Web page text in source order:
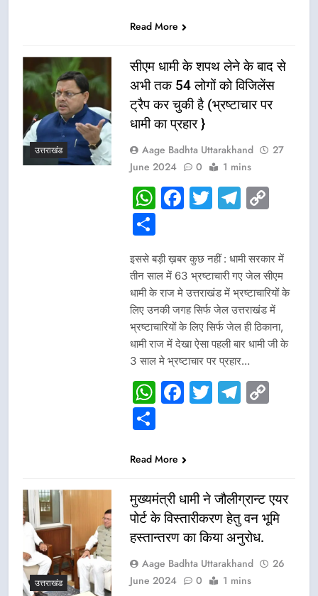
Read More
उत्तराखंड
सीएम धामी के शपथ लेने के बाद से
अभी तक 54 लोगों को विजिलेंस
ट्रैप कर चुकी है (भ्रष्टाचार पर
धामी का प्रहार }
Aage Badhta Uttarakhand
27
June 2024
0 1 mins
WhatsApp
Facebook
Twitter
Share
इससे बड़ी ख़बर कुछ नहीं : धामी सरकार में
तीन साल में 63 भ्रष्टाचारी गए जेल सीएम
धामी के राज मे उत्तराखंड में भ्रष्टाचारियों के
लिए उनकी जगह सिर्फ जेल उत्तराखंड में
भ्रष्टाचारियों के लिए सिर्फ जेल ही ठिकाना,
धामी राज में देखा ऐसा पहली बार धामी जी के
3 साल मे भ्रष्टाचार पर प्रहार…
WhatsApp
Facebook
Twitter
Share
Read More
उत्तराखंड
मुख्यमंत्री धामी ने जौलीग्रान्ट एयर
पोर्ट के विस्तारीकरण हेतु वन भूमि
हस्तान्तरण का किया अनुरोध.
Aage Badhta Uttarakhand
26
June 2024
0 1 mins